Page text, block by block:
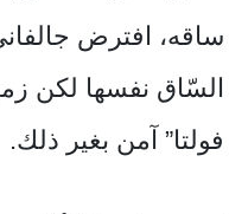
ساقه، افترض
السّاق نفسها لكن
فولتا” آمن بغير ذلك.